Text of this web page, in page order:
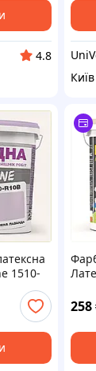
4.8
Київ
1510-
258